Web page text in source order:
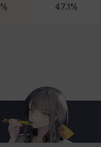
% 47.1 %